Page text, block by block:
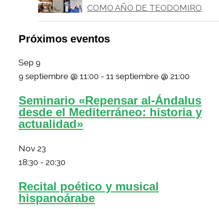
COMO AÑO DE TEODOMIRO
Próximos eventos
Sep 9
9 septiembre @ 11:00 - 11 septiembre @ 21:00
Seminario «Repensar al-Ándalus
desde el Mediterráneo: historia y
actualidad»
Nov 23
18:30 - 20:30
Recital poético y musical
hispanoárabe